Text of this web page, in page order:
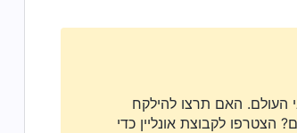
העולם. האם תרצו להילקח
הצטרפו לקבוצת אונליין כדי